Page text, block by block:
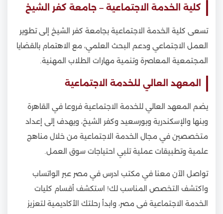
كلية الخدمة الاجتماعية – جامعة كفر الشيخ
تسعى كلية الخدمة الاجتماعية بجامعة كفر الشيخ إلى تطوير
العمل الاجتماعي ودعم البحث العلمي، مع الاهتمام بالقضايا
المجتمعية المعاصرة وتنمية مهارات الطلاب المهنية.
المعهد العالي للخدمة الاجتماعية
يضم المعهد العالي للخدمة الاجتماعية فروعا في القاهرة
وبنها والإسكندرية وبورسعيد وكفر الشيخ، ويهدف إلى إعداد
متخصصين في مجال الخدمة الاجتماعية من خلال مناهج
علمية وتطبيقات عملية تلبي احتياجات سوق العمل.
تواصل الآن معنا في مكتب ادرس في مصر عبر الواتساب
واكتشف التخصص المناسب لك! استكشف أقسام كليات
الخدمة الاجتماعية فى مصر، وابدأ رحلتك الأكاديمية لتعزيز